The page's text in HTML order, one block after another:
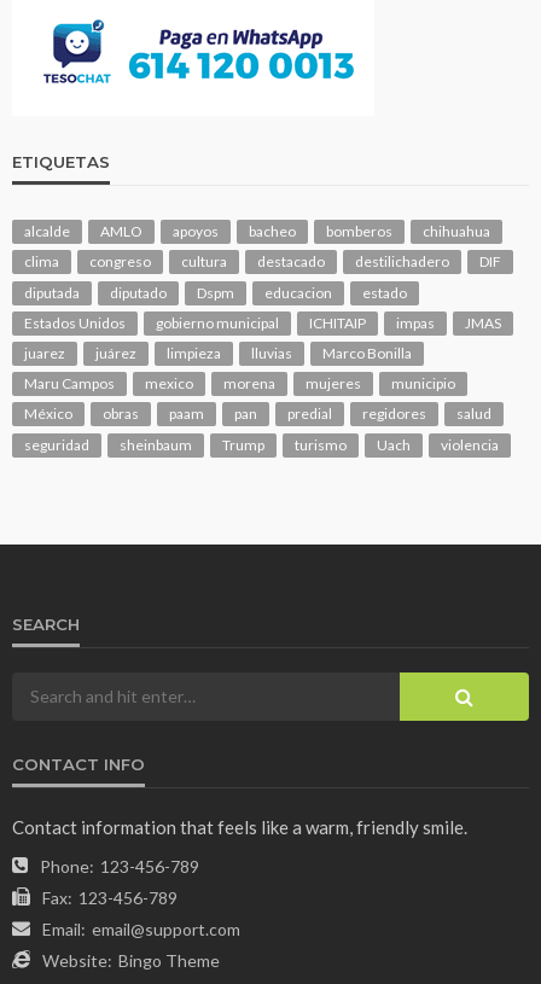
ETIQUETAS
alcalde AMLO apoyos bacheo bomberos
chihuahua
clima
congreso cultura destacado destilichadero
DIF
diputada
diputado Dspm educacion
estado
Estados Unidos
gobierno municipal ICHITAIP impas
JMAS
juarez
juárez limpieza lluvias
Marco Bonilla
Maru Campos
mexico morena mujeres
municipio
México
obras paam pan predial regidores
salud
seguridad
sheinbaum Trump turismo Uach violencia
SEARCH
CONTACT INFO
Contact information that feels like a warm, friendly smile.
Phone: 123-456-789
Fax: 123-456-789
Email: email@support.com
Website: Bingo Theme